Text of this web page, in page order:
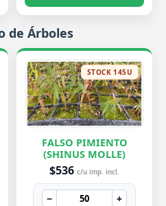
de Árboles
STOCK 145U
FALSO PIMIENTO
(SHINUS MOLLE)
$536 c/u imp. incl.
− +